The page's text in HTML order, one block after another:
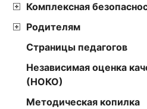
Комплексная
Родителям
Страницы педагогов
Независимая оценка
(НОКО)
Методическая копилка